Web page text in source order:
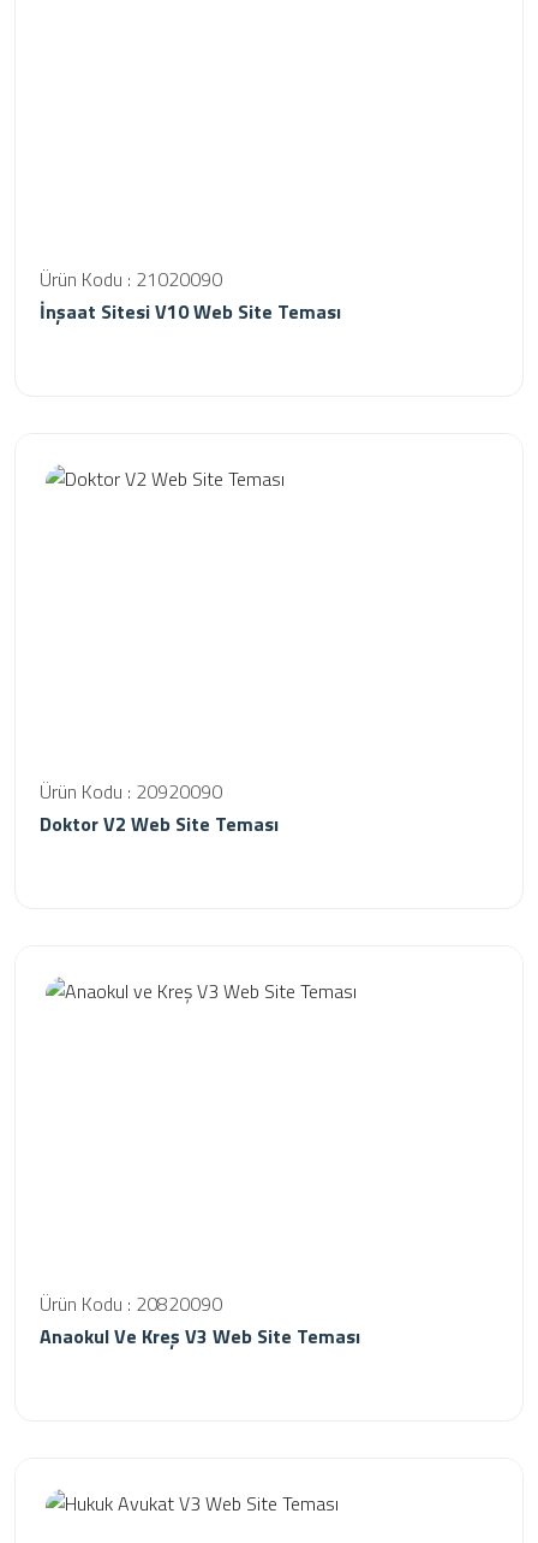
Ürün Kodu : 21020090
İnşaat Sitesi V10 Web Site Teması
Ürün Kodu : 20920090
Doktor V2 Web Site Teması
Ürün Kodu : 20820090
Anaokul Ve Kreş V3 Web Site Teması